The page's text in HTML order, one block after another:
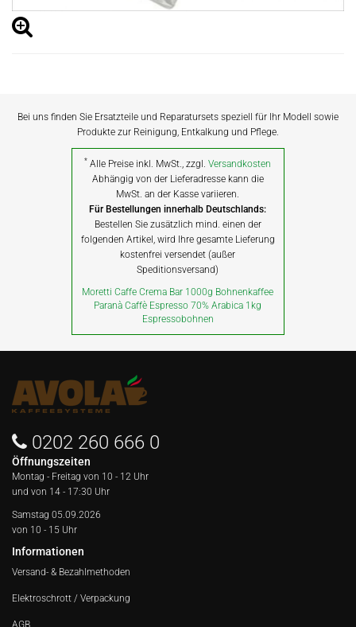
Bei uns finden Sie Ersatzteile und Reparatursets speziell für Ihr Modell sowie
Produkte zur Reinigung, Entkalkung und Pflege.
* Alle Preise inkl. MwSt., zzgl.Versandkosten
Abhängig von der Lieferadresse kann die
MwSt. an der Kasse variieren.
Für Bestellungen innerhalb Deutschlands:
Bestellen Sie zusätzlich mind. einen der
folgenden Artikel, wird Ihre gesamte Lieferung
kostenfrei versendet (außer
Speditionsversand)
Moretti Caffe Crema Bar 1000g Bohnenkaffee
Paranà Caffè Espresso 70% Arabica 1kg
Espressobohnen
0202 260 666 0
Öffnungszeiten
Montag - Freitag von 10 - 12 Uhr
und von 14 - 17:30 Uhr
Samstag 05.09.2026
von 10 - 15 Uhr
Informationen
Versand- & Bezahlmethoden
Elektroschrott / Verpackung
AGB